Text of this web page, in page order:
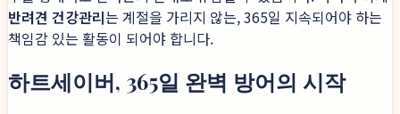
반려견 건강관리는 계절을 가리지 않는, 365일 지속되어야 하는
책임감 있는 활동이 되어야 합니다.
하트세이버, 365일 완벽 방어의 시작